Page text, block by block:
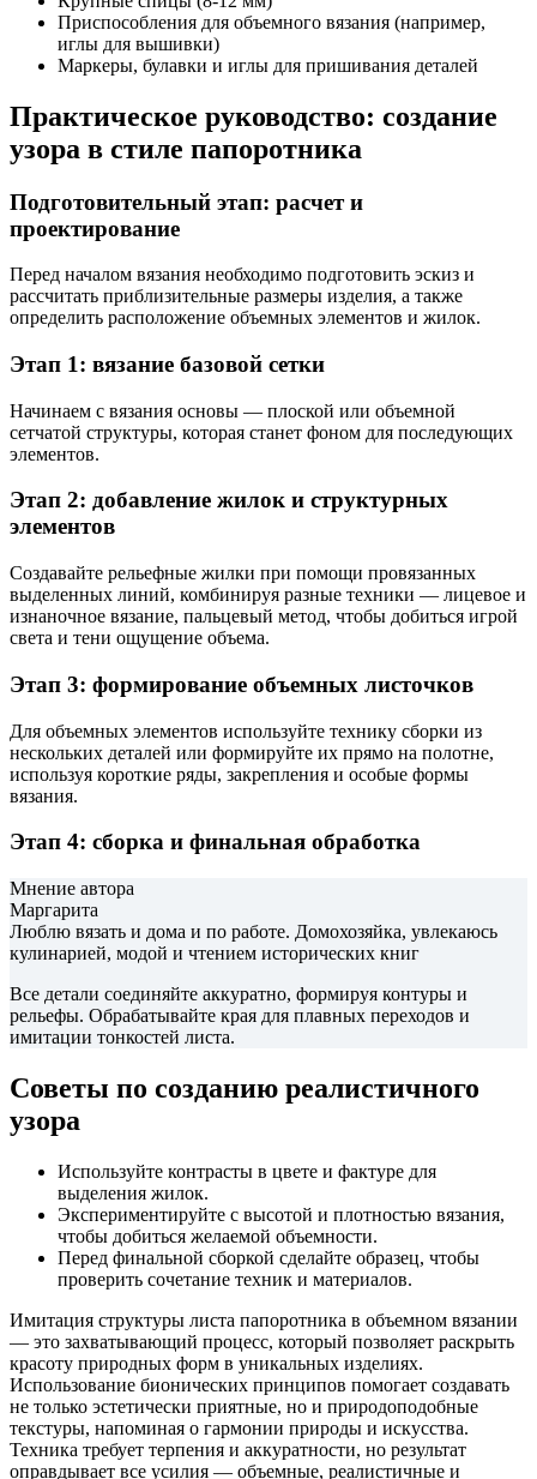
Приспособления для объемного вязания (например,
иглы для вышивки)
Маркеры, булавки и иглы для пришивания деталей
Практическое руководство: создание
узора в стиле папоротника
Подготовительный этап: расчет и
проектирование
Перед началом вязания необходимо подготовить эскиз и
рассчитать приблизительные размеры изделия, а также
определить расположение объемных элементов и жилок.
Этап 1: вязание базовой сетки
Начинаем с вязания основы — плоской или объемной
сетчатой структуры, которая станет фоном для последующих
элементов.
Этап 2: добавление жилок и структурных
элементов
Создавайте рельефные жилки при помощи провязанных
выделенных линий, комбинируя разные техники — лицевое и
изнаночное вязание, пальцевый метод, чтобы добиться игрой
света и тени ощущение объема.
Этап 3: формирование объемных листочков
Для объемных элементов используйте технику сборки из
нескольких деталей или формируйте их прямо на полотне,
используя короткие ряды, закрепления и особые формы
вязания.
Этап 4: сборка и финальная обработка
Мнение автора
Маргарита
Люблю вязать и дома и по работе. Домохозяйка, увлекаюсь
кулинарией, модой и чтением исторических книг
Все детали соединяйте аккуратно, формируя контуры и
рельефы. Обрабатывайте края для плавных переходов и
имитации тонкостей листа.
Советы по созданию реалистичного
узора
Используйте контрасты в цвете и фактуре для
выделения жилок.
Экспериментируйте с высотой и плотностью вязания,
чтобы добиться желаемой объемности.
Перед финальной сборкой сделайте образец, чтобы
проверить сочетание техник и материалов.
Имитация структуры листа папоротника в объемном вязании
— это захватывающий процесс, который позволяет раскрыть
красоту природных форм в уникальных изделиях.
Использование бионических принципов помогает создавать
не только эстетически приятные, но и природоподобные
текстуры, напоминая о гармонии природы и искусства.
Техника требует терпения и аккуратности, но результат
оправдывает все усилия — объемные, реалистичные и